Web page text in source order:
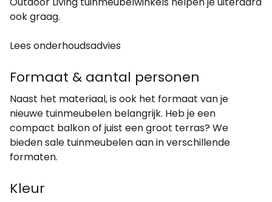
ook graag.
Lees onderhoudsadvies
Formaat & aantal personen
Naast het materiaal, is ook het formaat van je
nieuwe tuinmeubelen belangrijk. Heb je een
compact balkon of juist een groot terras? We
bieden sale tuinmeubelen aan in verschillende
formaten.
Kleur